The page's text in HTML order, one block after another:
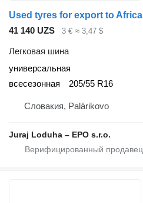
Used tyres for export to Africa
41 140 UZS
3 € ≈ 3,47 $
Легковая шина
универсальная
всесезонная
205/55 R16
Словакия, Palárikovo
Juraj Loduha – EPO s.r.o.